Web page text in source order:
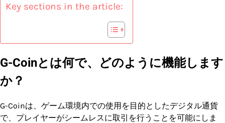
Key sections in the article:
G-Coinとは何で、どのように機能します
か？
G-Coinは、ゲーム環境内での使用を目的としたデジタル通貨
で、プレイヤーがシームレスに取引を行うことを可能にしま